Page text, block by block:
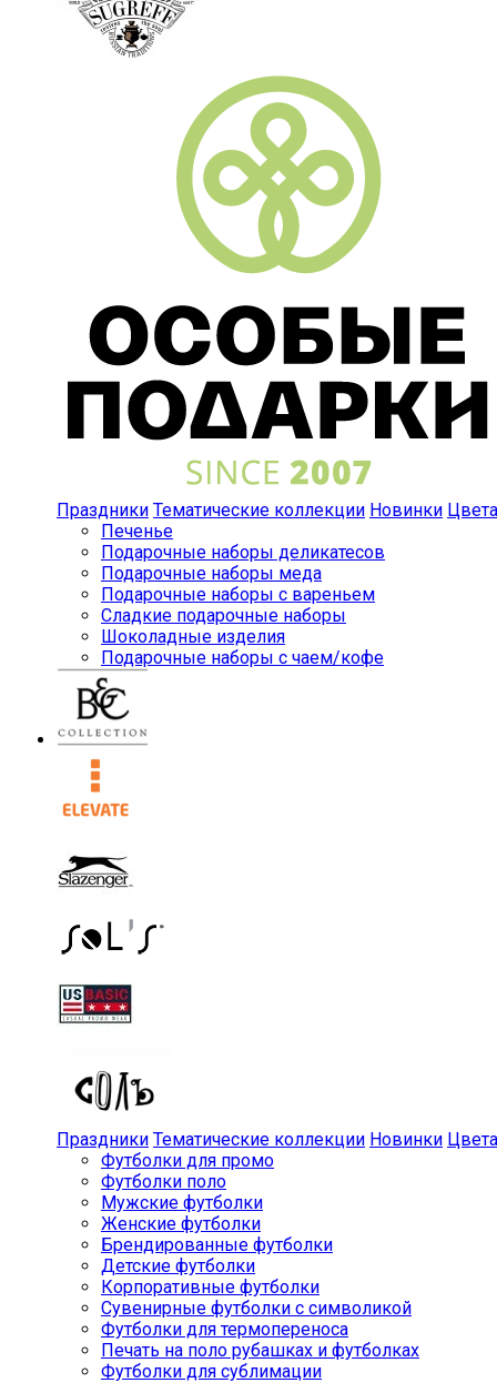
Праздники Тематические коллекции Новинки Цвета
Печенье
Подарочные наборы деликатесов
Подарочные наборы меда
Подарочные наборы с вареньем
Сладкие подарочные наборы
Шоколадные изделия
Подарочные наборы с чаем/кофе
Праздники Тематические коллекции Новинки Цвета
Футболки для промо
Футболки поло
Мужские футболки
Женские футболки
Брендированные футболки
Детские футболки
Корпоративные футболки
Сувенирные футболки с символикой
Футболки для термопереноса
Печать на поло рубашках и футболках
Футболки для сублимации